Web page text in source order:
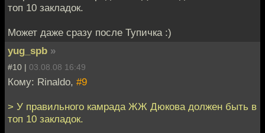
топ 10 закладок.
Может даже сразу после Тупичка :)
yug_spb »
#10 | 03.08.08 16:49
Кому: Rinaldo, #9
> У правильного камрада ЖЖ Дюкова должен быть в
топ 10 закладок.